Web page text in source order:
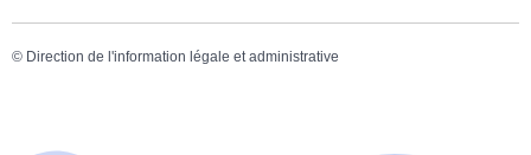
© Direction de l'information légale et administrative